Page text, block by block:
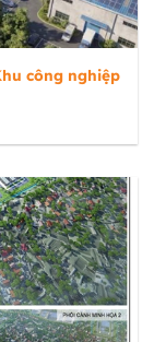
công nghiệp